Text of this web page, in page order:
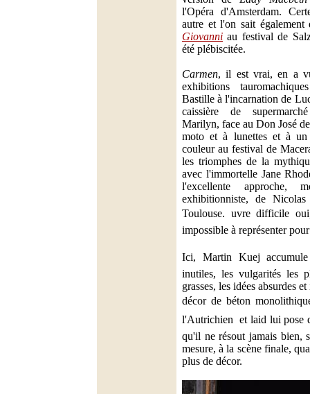
l'Opéra d'Amsterdam.
autre et l'on sait
Giovanni au festival de
été plébiscitée.
Carmen, il est vrai, en a
exhibitions
Bastille à l'incarnation de
caissière de
Marilyn, face au Don José
moto et à lunettes et à
couleur au festival de
les triomphes de la
avec l'immortelle Jane
l'excellente approche,
exhibitionniste, de
Toulouse. uvre difficile
impossible à représenter
Ici, Martin Kuej
inutiles, les vulgarités les
grasses, les idées absurdes
décor de béton
l'Autrichien  et laid lui pose
qu'il ne résout jamais bien,
mesure, à la scène finale,
plus de décor.